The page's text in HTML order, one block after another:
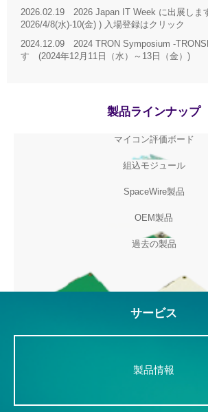
2026.02.19 2026 Japan IT Week に出展しま
2026/4/8(水)-10(金) ) 入場登録はクリック
2024.12.09 2024 TRON Symposium -
す (2024年12月11日（水）～13日（金）)
製品ラインナップ
マイコン評価ボード
組込モジュール
SpaceWire製品
OEM製品
過去の製品
サービス
製品情報